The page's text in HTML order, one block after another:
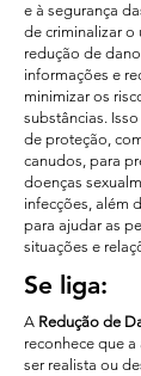
e à segurança
de criminalizar o
redução de
informações e
minimizar os
substâncias.
de proteção,
canudos, para
doenças
infecções, além
para ajudar as
situações e
Se liga:
A Redução de
reconhece que
ser realista ou